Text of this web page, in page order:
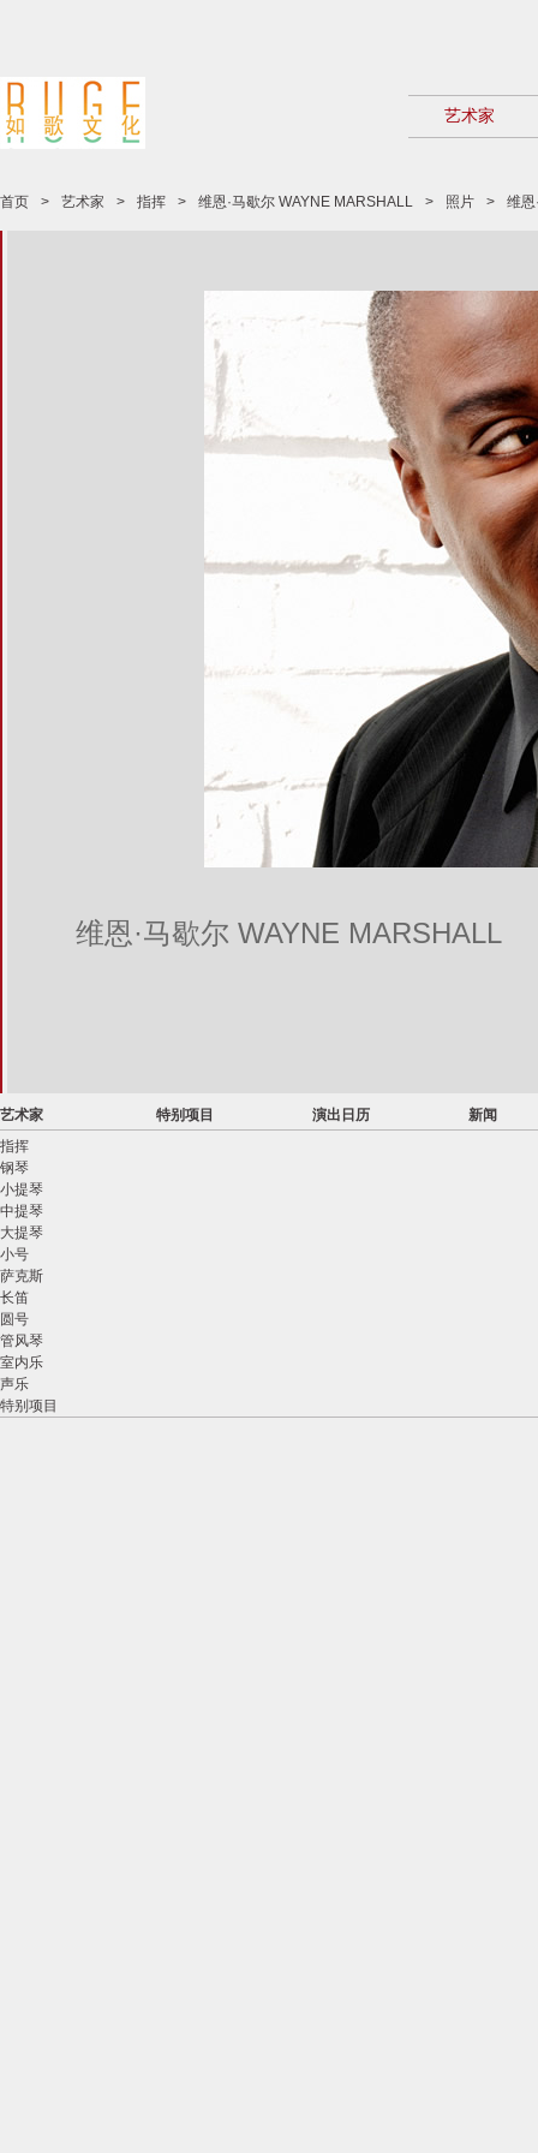
艺术家
首页 > 艺术家 > 指挥 > 维恩·马歇尔 WAYNE MARSHALL > 照片 > 维恩
维恩·马歇尔 WAYNE MARSHALL
艺术家 特别项目 演出日历
新闻
指挥
钢琴
小提琴
中提琴
大提琴
小号
萨克斯
长笛
圆号
管风琴
室内乐
声乐
特别项目